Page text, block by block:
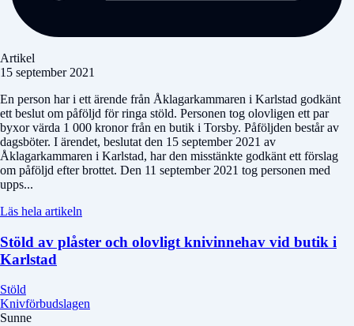
Artikel
15 september 2021
En person har i ett ärende från Åklagarkammaren i Karlstad godkänt
ett beslut om påföljd för ringa stöld. Personen tog olovligen ett par
byxor värda 1 000 kronor från en butik i Torsby. Påföljden består av
dagsböter. I ärendet, beslutat den 15 september 2021 av
Åklagarkammaren i Karlstad, har den misstänkte godkänt ett förslag
om påföljd efter brottet. Den 11 september 2021 tog personen med
upps...
Läs hela artikeln
Stöld av plåster och olovligt knivinnehav vid butik i
Karlstad
Stöld
Knivförbudslagen
Sunne